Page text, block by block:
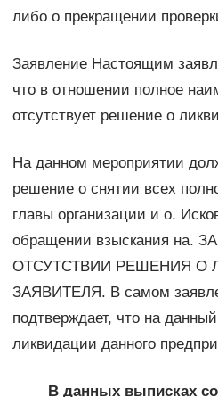
либо о прекращении
Заявление Настоящим
что в отношении полное
отсутствует решение о
На данном мероприятии
решение о снятии всех
главы организации и о.
обращении взыскания на.
ОТСУТСТВИИ РЕШЕНИЯ О
ЗАЯВИТЕЛЯ. В самом
подтверждает, что на
ликвидации данного
В данных выписках